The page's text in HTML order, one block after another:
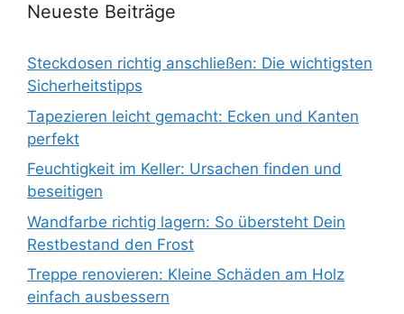
Neueste Beiträge
Steckdosen richtig anschließen: Die wichtigsten
Sicherheitstipps
Tapezieren leicht gemacht: Ecken und Kanten
perfekt
Feuchtigkeit im Keller: Ursachen finden und
beseitigen
Wandfarbe richtig lagern: So übersteht Dein
Restbestand den Frost
Treppe renovieren: Kleine Schäden am Holz
einfach ausbessern